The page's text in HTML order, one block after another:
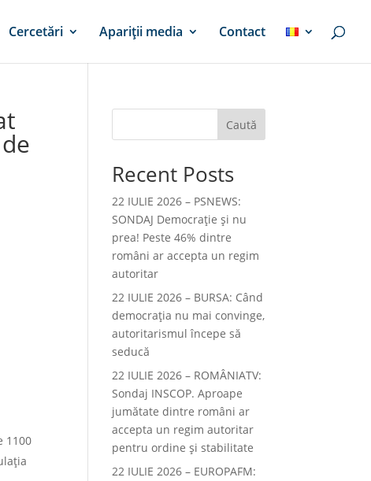
Cercetări Apariții media Contact
1100
Caută
Recent Posts
22 IULIE 2026 – PSNEWS:
SONDAJ Democrație și nu
prea! Peste 46% dintre
români ar accepta un regim
autoritar
22 IULIE 2026 – BURSA: Când
democraţia nu mai convinge,
autoritarismul începe să
seducă
22 IULIE 2026 – ROMÂNIATV:
Sondaj INSCOP. Aproape
jumătate dintre români ar
accepta un regim autoritar
pentru ordine și stabilitate
22 IULIE 2026 – EUROPAFM: